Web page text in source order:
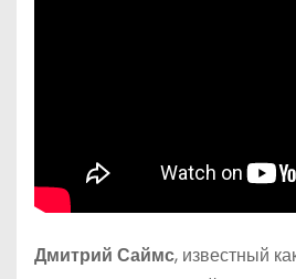
Дмитрий Саймс, известный